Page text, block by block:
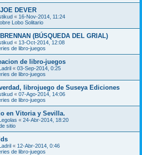
DEVER
« 16-Nov-2014, 11:24
Lobo Solitario
(BÚSQUEDA DEL GRIAL)
« 13-Oct-2014, 12:08
de libro-juegos
de libro-juegos
« 03-Sep-2014, 0:25
de libro-juegos
librojuego de Suseya Ediciones
« 07-Ago-2014, 14:06
de libro-juegos
en Vitoria y Sevilla.
« 24-Abr-2014, 18:20
sitio
« 12-Abr-2014, 0:46
de libro-juegos